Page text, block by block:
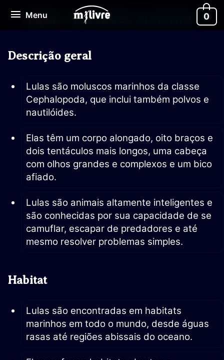
paraMenu
Menu 0
LULA – MOLUSCO MARINHO
Descrição geral
Lulas são moluscos marinhos da classe
Cephalopoda, que inclui também polvos e
nautilóides.
Elas têm um corpo alongado, oito braços e
dois tentáculos mais longos, uma cabeça
com olhos grandes e complexos e um bico
afiado.
Lulas são animais altamente inteligentes e
são conhecidas por sua capacidade de se
camuflar, escapar de predadores e até
mesmo resolver problemas simples.
Habitat
Lulas são encontradas em habitats
marinhos em todo o mundo, desde águas
rasas até regiões abissais do oceano.